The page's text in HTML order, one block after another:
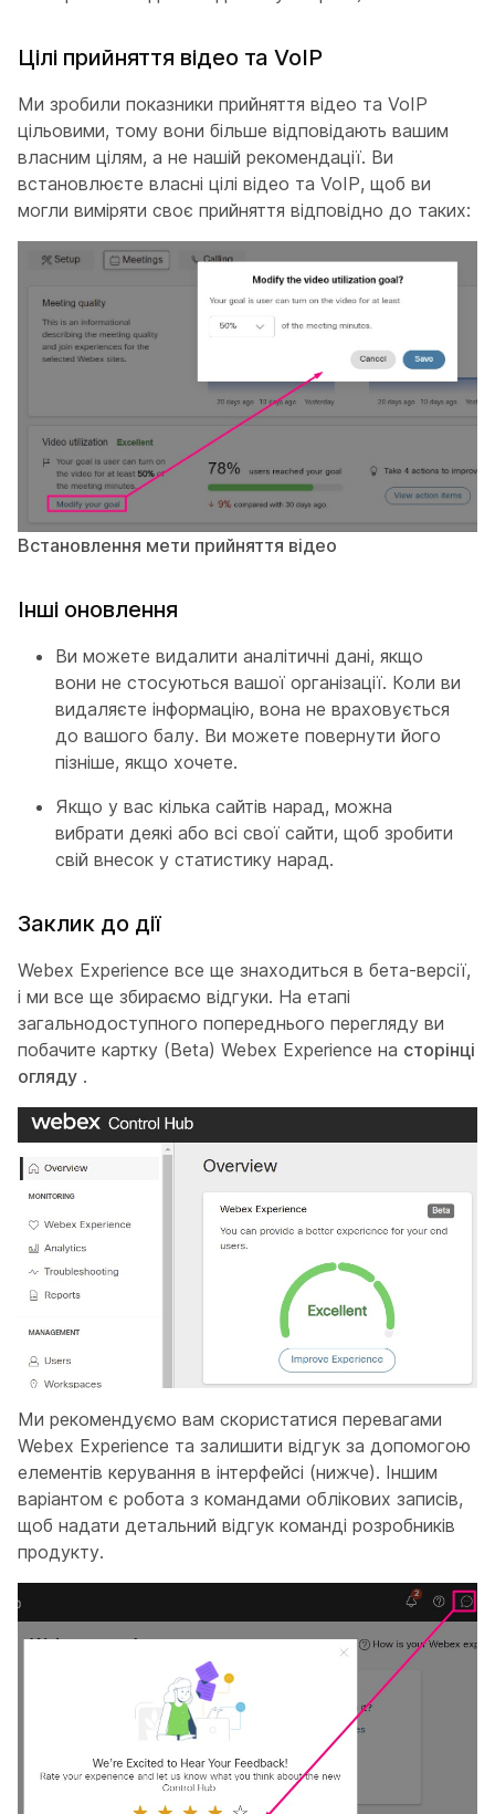
Цілі прийняття відео та VoIP
Ми зробили показники прийняття відео та VoIP
цільовими, тому вони більше відповідають вашим
власним цілям, а не нашій рекомендації. Ви
встановлюєте власні цілі відео та VoIP, щоб ви
могли виміряти своє прийняття відповідно до таких:
Встановлення мети прийняття відео
Інші оновлення
Ви можете видалити аналітичні дані, якщо
вони не стосуються вашої організації. Коли ви
видаляєте інформацію, вона не враховується
до вашого балу. Ви можете повернути його
пізніше, якщо хочете.
Якщо у вас кілька сайтів нарад, можна
вибрати деякі або всі свої сайти, щоб зробити
свій внесок у статистику нарад.
Заклик до дії
Webex Experience все ще знаходиться в бета-версії,
і ми все ще збираємо відгуки. На етапі
загальнодоступного попереднього перегляду ви
побачите картку (Beta) Webex Experience на сторінці
огляду .
Ми рекомендуємо вам скористатися перевагами
Webex Experience та залишити відгук за допомогою
елементів керування в інтерфейсі (нижче). Іншим
варіантом є робота з командами облікових записів,
щоб надати детальний відгук команді розробників
продукту.